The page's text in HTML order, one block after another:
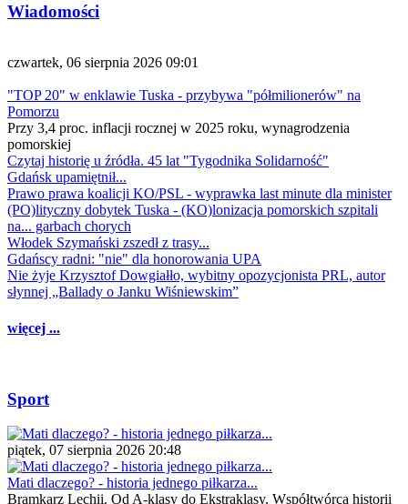
Wiadomości
czwartek, 06 sierpnia 2026 09:01
"TOP 20" w enklawie Tuska - przybywa "półmilionerów" na
Pomorzu
Przy 3,4 proc. inflacji rocznej w 2025 roku, wynagrodzenia
pomorskiej
Czytaj historię u źródła. 45 lat "Tygodnika Solidarność"
Gdańsk upamiętnił...
Prawo prawa koalicji KO/PSL - wyprawka last minute dla minister
(PO)lityczny dobytek Tuska - (KO)lonizacja pomorskich szpitali
na... garbach chorych
Włodek Szymański zszedł z trasy...
Gdańscy radni: "nie" dla honorowania UPA
Nie żyje Krzysztof Dowgiałło, wybitny opozycjonista PRL, autor
słynnej „Ballady o Janku Wiśniewskim”
więcej ...
Sport
piątek, 07 sierpnia 2026 20:48
Mati dlaczego? - historia jednego piłkarza...
Bramkarz Lechii. Od A-klasy do Ekstraklasy. Współtwórca historii